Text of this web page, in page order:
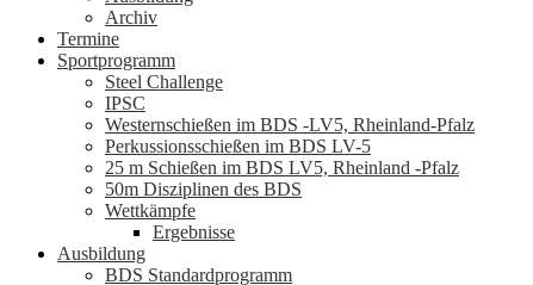
Archiv
Termine
Sportprogramm
Steel Challenge
IPSC
Westernschießen im BDS -LV5, Rheinland-Pfalz
Perkussionsschießen im BDS LV-5
25 m Schießen im BDS LV5, Rheinland -Pfalz
50m Disziplinen des BDS
Wettkämpfe
Ergebnisse
Ausbildung
BDS Standardprogramm